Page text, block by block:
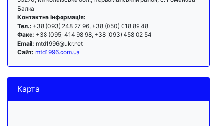
Балка
Контактна інформація:
Тел.: +38 (093) 248 27 96, +38 (050) 018 89 48
Факс: +38 (095) 414 98 98, +38 (093) 458 02 54
Email: mtd1996@ukr.net
Сайт: mtd1996.com.ua
Карта